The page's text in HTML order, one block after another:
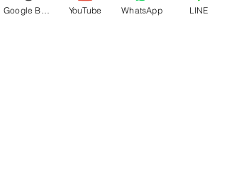
YouTube WhatsApp LINE